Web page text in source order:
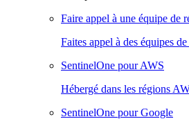
Faire appel à une équipe de
Faites appel à des équipes
SentinelOne pour AWS
Hébergé dans les régions
SentinelOne pour Google